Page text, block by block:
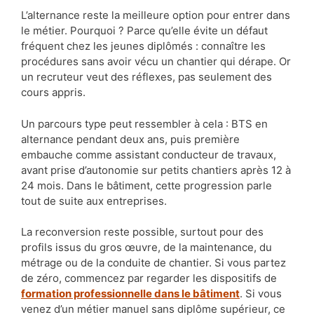
L’alternance reste la meilleure option pour entrer dans
le métier. Pourquoi ? Parce qu’elle évite un défaut
fréquent chez les jeunes diplômés : connaître les
procédures sans avoir vécu un chantier qui dérape. Or
un recruteur veut des réflexes, pas seulement des
cours appris.
Un parcours type peut ressembler à cela : BTS en
alternance pendant deux ans, puis première
embauche comme assistant conducteur de travaux,
avant prise d’autonomie sur petits chantiers après 12 à
24 mois. Dans le bâtiment, cette progression parle
tout de suite aux entreprises.
La reconversion reste possible, surtout pour des
profils issus du gros œuvre, de la maintenance, du
métrage ou de la conduite de chantier. Si vous partez
de zéro, commencez par regarder les dispositifs de
formation professionnelle dans le bâtiment. Si vous
venez d’un métier manuel sans diplôme supérieur, ce